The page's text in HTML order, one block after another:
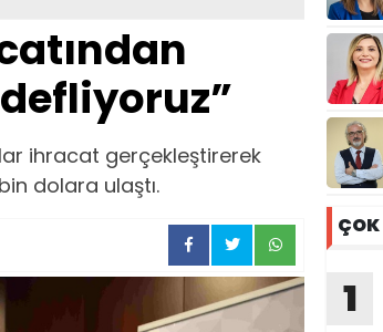
ihracat gerçekleştirerek
dolara ulaştı.
ÇOK
1